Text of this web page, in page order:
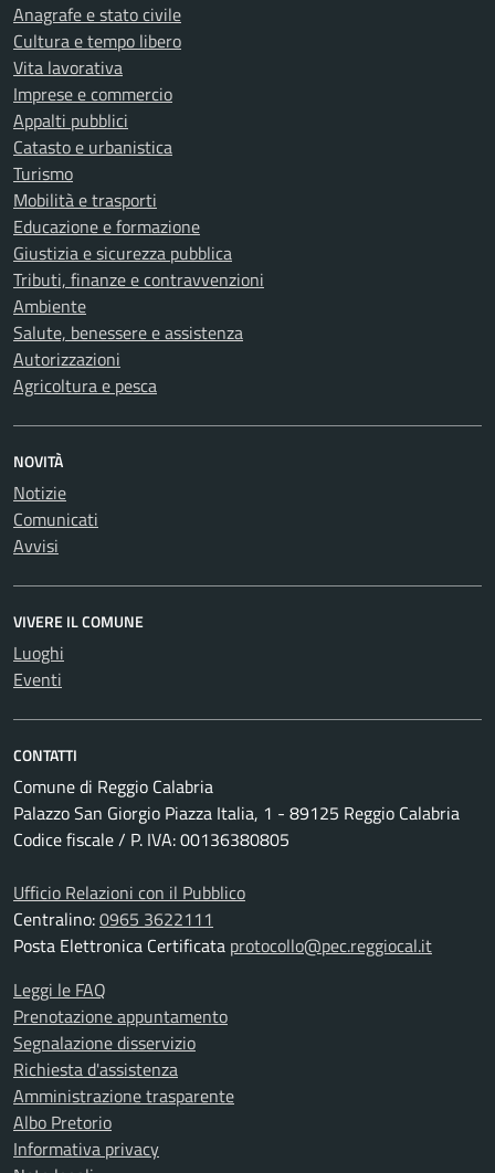
Anagrafe e stato civile
Cultura e tempo libero
Vita lavorativa
Imprese e commercio
Appalti pubblici
Catasto e urbanistica
Turismo
Mobilità e trasporti
Educazione e formazione
Giustizia e sicurezza pubblica
Tributi, finanze e contravvenzioni
Ambiente
Salute, benessere e assistenza
Autorizzazioni
Agricoltura e pesca
NOVITÀ
Notizie
Comunicati
Avvisi
VIVERE IL COMUNE
Luoghi
Eventi
CONTATTI
Comune di Reggio Calabria
Palazzo San Giorgio Piazza Italia, 1 - 89125 Reggio Calabria
Codice fiscale / P. IVA: 00136380805
Ufficio Relazioni con il Pubblico
Centralino:0965 3622111
Posta Elettronica Certificata protocollo@pec.reggiocal.it
Leggi le FAQ
Prenotazione appuntamento
Segnalazione disservizio
Richiesta d'assistenza
Amministrazione trasparente
Albo Pretorio
Informativa privacy